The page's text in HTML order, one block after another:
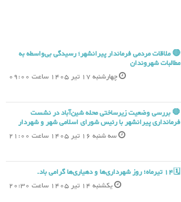
🔴 ملاقات مردمی فرماندار پیرانشهر؛ رسیدگی بی‌واسطه به
مطالبات شهروندان
چهارشنبه 17 تیر 1405 ساعت 09:00
🛑 بررسی وضعیت زیرساختی محله شین‌آباد در نشست
فرمانداری پیرانشهر با رئیس شورای اسلامی شهر و شهردار
سه شنبه 16 تیر 1405 ساعت 21:00
🗓14 تیرماه؛ روز شهرداری‌ها و دهیاری‌ها گرامی باد.
یکشنبه 14 تیر 1405 ساعت 20:30